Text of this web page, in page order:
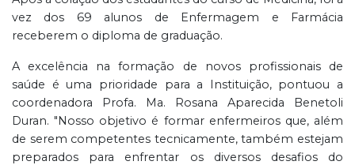
vez dos 69 alunos de Enfermagem e Farmácia
receberem o diploma de graduação.
A excelência na formação de novos profissionais de
saúde é uma prioridade para a Instituição, pontuou a
coordenadora Profa. Ma. Rosana Aparecida Benetoli
Duran. "Nosso objetivo é formar enfermeiros que, além
de serem competentes tecnicamente, também estejam
preparados para enfrentar os diversos desafios do